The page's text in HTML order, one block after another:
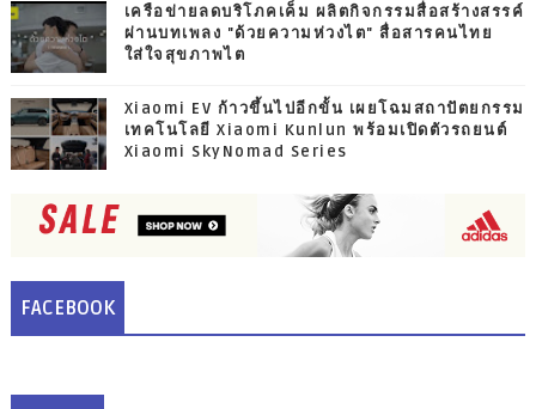
เครือข่ายลดบริโภคเค็ม ผลิตกิจกรรมสื่อสร้างสรรค์
ผ่านบทเพลง "ด้วยความห่วงไต" สื่อสารคนไทย
ใส่ใจสุขภาพไต
Xiaomi EV ก้าวขึ้นไปอีกขั้น เผยโฉมสถาปัตยกรรม
เทคโนโลยี Xiaomi Kunlun พร้อมเปิดตัวรถยนต์
Xiaomi SkyNomad Series
FACEBOOK